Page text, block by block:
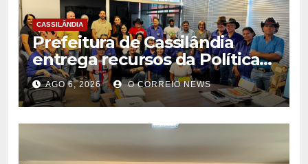
CASSILÂNDIA
Prefeitura de Cassilândia
entrega recursos da Política
Nacional Aldir Blanc a
agentes culturais
AGO 6, 2026 O CORREIO NEWS